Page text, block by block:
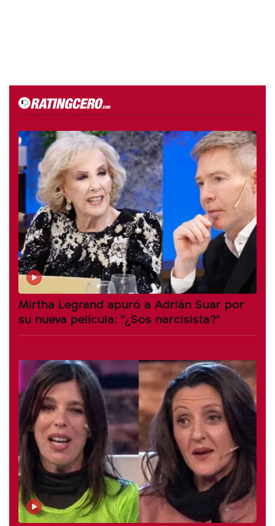
Mirtha Legrand apuró a Adrián Suar por
su nueva película: "¿Sos narcisista?"